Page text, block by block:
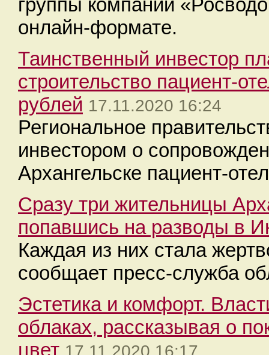
группы компаний
онлайн-формате.
Таинственный инвестор
строительство пациент-
рублей 17.11.2020 16:24
Региональное
инвестором о
Архангельске пациент-
Сразу три жительницы
попавшись на разводы в
Каждая из них стала
сообщает пресс-служба
Эстетика и комфорт.
облаках, рассказывая о
цвет 17.11.2020 16:17